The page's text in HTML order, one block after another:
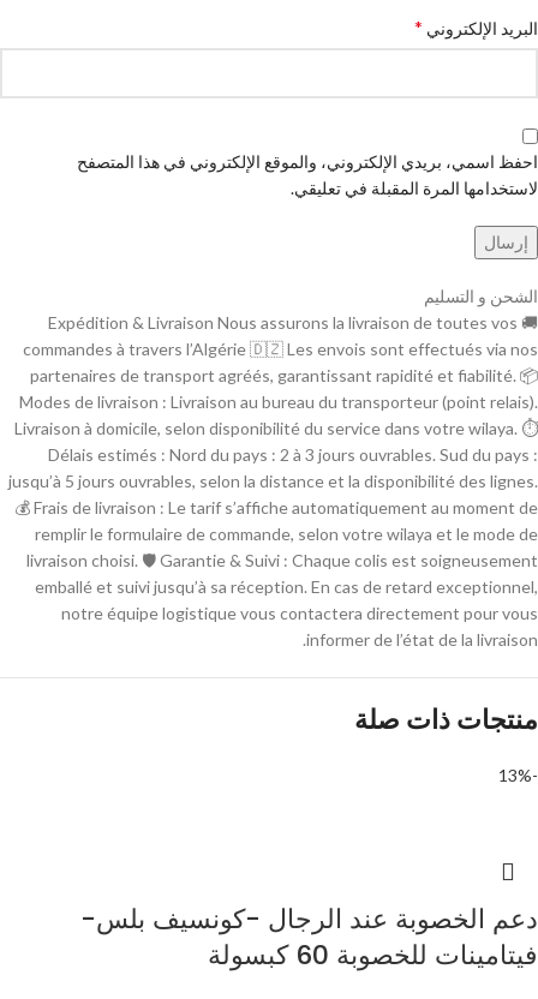
البريد الإلكتروني *
احفظ اسمي، بريدي الإلكتروني، والموقع الإلكتروني في هذا المتصفح
لاستخدامها المرة المقبلة في تعليقي.
الشحن و التسليم
🚚 Expédition & Livraison Nous assurons la livraison de toutes vos
commandes à travers l’Algérie 🇩🇿 Les envois sont effectués via nos
partenaires de transport agréés, garantissant rapidité et fiabilité. 📦
Modes de livraison : Livraison au bureau du transporteur (point relais).
Livraison à domicile, selon disponibilité du service dans votre wilaya. ⏱
Délais estimés : Nord du pays : 2 à 3 jours ouvrables. Sud du pays :
jusqu’à 5 jours ouvrables, selon la distance et la disponibilité des lignes.
💰 Frais de livraison : Le tarif s’affiche automatiquement au moment de
remplir le formulaire de commande, selon votre wilaya et le mode de
livraison choisi. 🛡 Garantie & Suivi : Chaque colis est soigneusement
emballé et suivi jusqu’à sa réception. En cas de retard exceptionnel,
notre équipe logistique vous contactera directement pour vous
informer de l’état de la livraison.
منتجات ذات صلة
-13%
دعم الخصوبة عند الرجال -كونسيف بلس-
فيتامينات للخصوبة 60 كبسولة